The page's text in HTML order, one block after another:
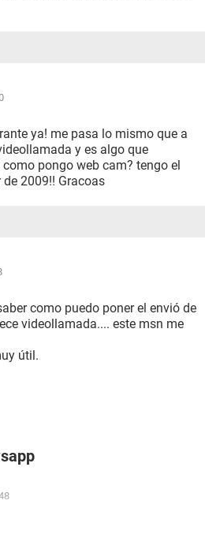
ya! me pasa lo mismo que a
y es algo que
pongo web cam? tengo el
2009!! Gracoas
como puedo poner el envió de
videollamada.... este msn me
útil.